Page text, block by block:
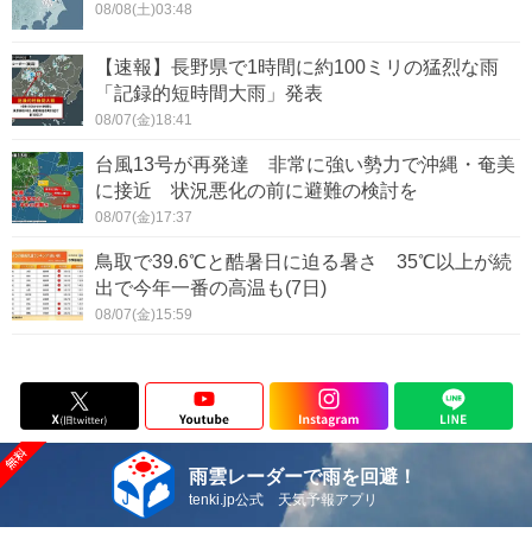
08/08(土)03:48
【速報】長野県で1時間に約100ミリの猛烈な雨
「記録的短時間大雨」発表
08/07(金)18:41
台風13号が再発達 非常に強い勢力で沖縄・奄美
に接近 状況悪化の前に避難の検討を
08/07(金)17:37
鳥取で39.6℃と酷暑日に迫る暑さ 35℃以上が続
出で今年一番の高温も(7日)
08/07(金)15:59
雨雲レーダーで雨を回避！
tenki.jp公式 天気予報アプリ